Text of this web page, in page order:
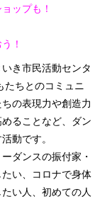
ップも！
！
き市民活動センタ
たちとのコミュニ
の表現力や創造力
ることなど、ダン
動です。
ダンスの振付家・
い、コロナで身体
い人、初めての人